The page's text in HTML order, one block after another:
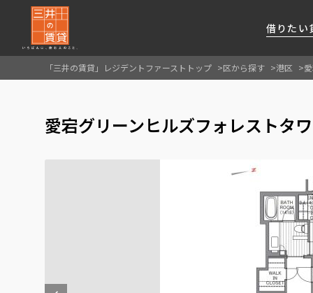
借りたい
私たちレジデントファーストの思いや
厳選した都心の上質な賃貸マンションを数多
賃貸運営をお考えのオーナー様に
分譲マンションのご購入、売却の
FIRST CHANNEL
レジデントファーストが提供する
「三井の賃貸」レジデントファーストトップ 区から探す 港区
愛宕グリーンヒルズフォレストタ